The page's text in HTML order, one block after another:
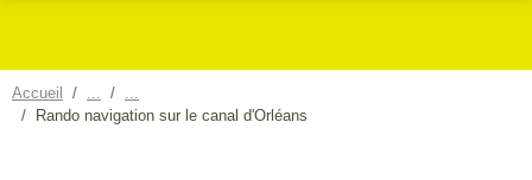
Accueil
Rando navigation sur le canal d'Orléans